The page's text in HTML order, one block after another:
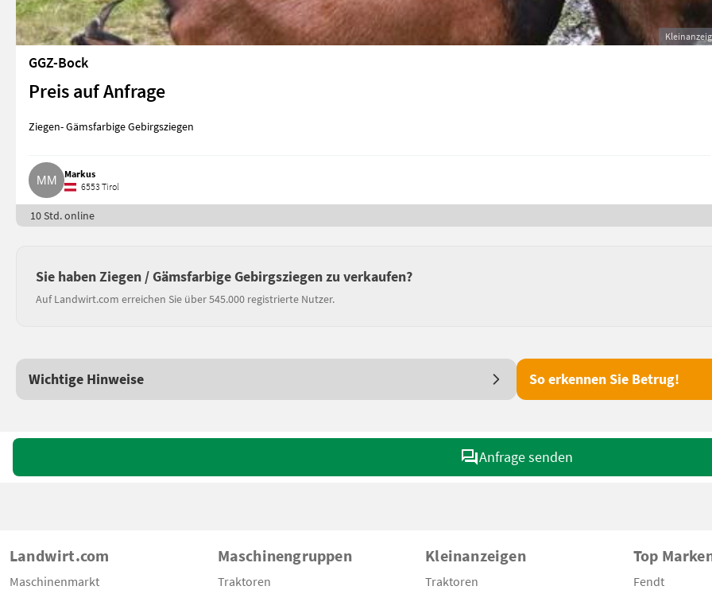
GGZ-Bock
Preis auf Anfrage
Ziegen- Gämsfarbige Gebirgsziegen
Markus
6553 Tirol
10 Std. online
Sie haben Ziegen / Gämsfarbige Gebirgsziegen zu verkaufen?
Auf Landwirt.com erreichen Sie über 545.000 registrierte Nutzer.
Wichtige Hinweise So erkennen Sie Betrug!
Anfrage senden
Landwirt.com
Maschinenmarkt
Maschinengruppen
Traktoren
Kleinanzeigen
Traktoren
Top
Fendt